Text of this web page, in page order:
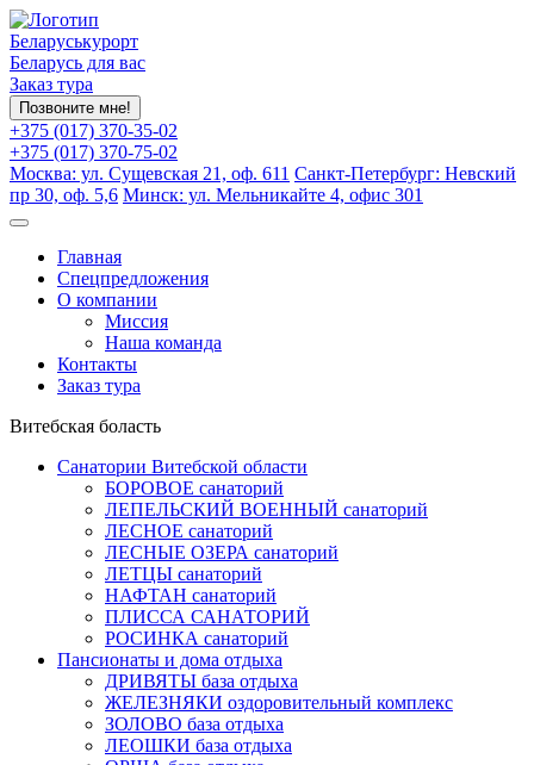
Беларуськурорт
Беларусь для вас
Заказ тура
Позвоните мне!
+375 (017) 370-35-02
+375 (017) 370-75-02
Москва: ул. Сущевская 21, оф. 611 Санкт-Петербург: Невский
пр 30, оф. 5,6 Минск: ул. Мельникайте 4, офис 301
Главная
Спецпредложения
О компании
Миссия
Наша команда
Контакты
Заказ тура
Витебская боласть
Санатории Витебской области
БОРОВОЕ санаторий
ЛЕПЕЛЬСКИЙ ВОЕННЫЙ санаторий
ЛЕСНОЕ санаторий
ЛЕСНЫЕ ОЗЕРА санаторий
ЛЕТЦЫ санаторий
НАФТАН санаторий
ПЛИССА САНАТОРИЙ
РОСИНКА санаторий
Пансионаты и дома отдыха
ДРИВЯТЫ база отдыха
ЖЕЛЕЗНЯКИ оздоровительный комплекс
ЗОЛОВО база отдыха
ЛЕОШКИ база отдыха